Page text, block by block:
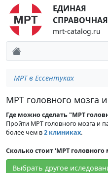
ЕДИНАЯ
СПРАВОЧНАЯ
mrt-catalog.ru
МРТ в Ессентуках
МРТ головного мозга
Где можно сделать "МРТ
Пройти МРТ головного мозга и
более чем в2 клиниках.
Сколько стоит 'МРТ головного
Выбрать другое